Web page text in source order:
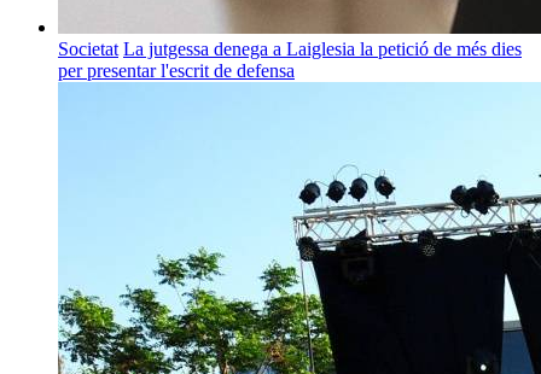
Societat La jutgessa denega a Laiglesia la petició de més dies
per presentar l'escrit de defensa